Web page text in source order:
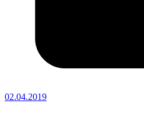
02.04.2019